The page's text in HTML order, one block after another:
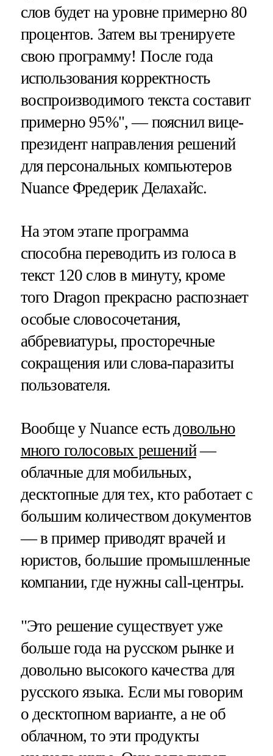
слов будет на уровне примерно 80
процентов. Затем вы тренируете
свою программу! После года
использования корректность
воспроизводимого текста составит
примерно 95%", — пояснил вице-
президент направления решений
для персональных компьютеров
Nuance Фредерик Делахайс.
На этом этапе программа
способна переводить из голоса в
текст 120 слов в минуту, кроме
того Dragon прекрасно распознает
особые словосочетания,
аббревиатуры, просторечные
сокращения или слова-паразиты
пользователя.
Вообще у Nuance естьдовольно
много голосовых решений—
облачные для мобильных,
десктопные для тех, кто работает с
большим количеством документов
— в пример приводят врачей и
юристов, большие промышленные
компании, где нужны call-центры.
"Это решение существует уже
больше года на русском рынке и
довольно высокого качества для
русского языка. Если мы говорим
о десктопном варианте, а не об
облачном, то эти продукты